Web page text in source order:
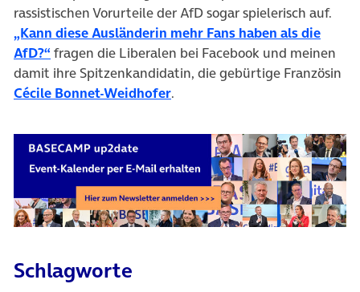
rassistischen Vorurteile der AfD sogar spielerisch auf.
„Kann diese Ausländerin mehr Fans haben als die
AfD?“ fragen die Liberalen bei Facebook und meinen
damit ihre Spitzenkandidatin, die gebürtige Französin
Cécile Bonnet-Weidhofer.
Schlagworte